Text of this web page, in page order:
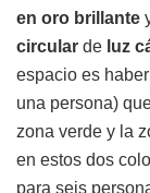
en oro brillante
circular de luz
espacio es
una persona)
zona verde y la
en estos dos
para seis